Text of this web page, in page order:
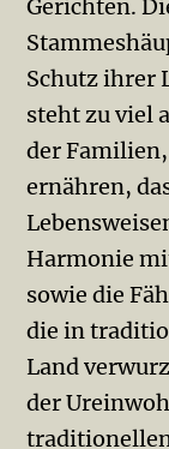
Gerichten.
Schutz ihrer
steht zu viel
der
ernähren,
Harmonie
sowie die
die in
Land
der